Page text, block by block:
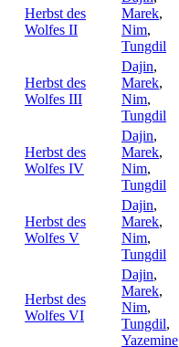
Herbst des
Wolfes II
Marek,
Nim,
Tungdil
Herbst des
Wolfes III
Dajin,
Marek,
Nim,
Tungdil
Herbst des
Wolfes IV
Dajin,
Marek,
Nim,
Tungdil
Herbst des
Wolfes V
Dajin,
Marek,
Nim,
Tungdil
Herbst des
Wolfes VI
Dajin,
Marek,
Nim,
Tungdil,
Yazemine